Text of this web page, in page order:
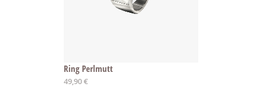
Ring Perlmutt
49,90 €